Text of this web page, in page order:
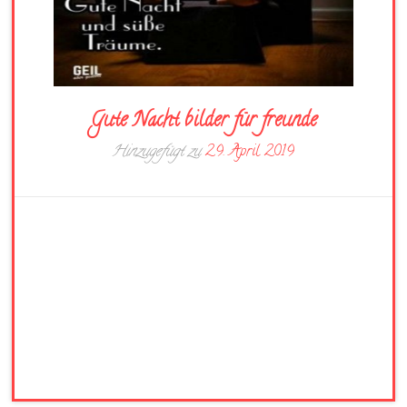
Gute Nacht bilder für freunde
Hinzugefügt zu29. April 2019